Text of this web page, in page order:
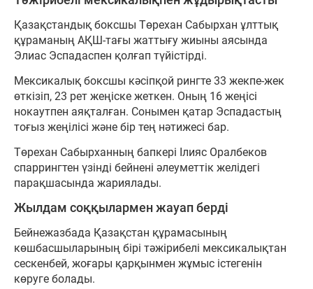
Қазақстандық боксшы Төрехан Сабырхан ұлттық
құраманың АҚШ-тағы жаттығу жиыны аясында
Элиас Эспадаспен қолғап түйістірді.
Мексикалық боксшы кәсіпқой рингте 33 жекпе-жек
өткізіп, 23 рет жеңіске жеткен. Оның 16 жеңісі
нокаутпен аяқталған. Сонымен қатар Эспадастың
тоғыз жеңілісі және бір тең нәтижесі бар.
Төрехан Сабырханның бапкері Ілияс Оралбеков
спаррингтен үзінді бейнені әлеуметтік желідегі
парақшасында жариялады.
Жылдам соққылармен жауап берді
Бейнежазбада Қазақстан құрамасының
көшбасшыларының бірі тәжірибелі мексикалықтан
сескенбей, жоғары қарқынмен жұмыс істегенін
көруге болады.